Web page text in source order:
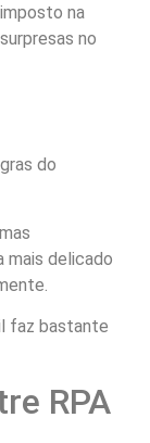
na
no
do
mais delicado
faz bastante
RPA